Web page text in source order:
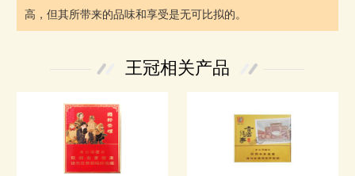
高，但其所带来的品味和享受是无可比拟的。
王冠相关产品